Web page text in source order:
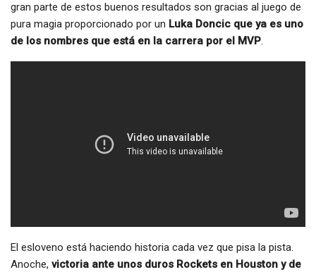
gran parte de estos buenos resultados son gracias al juego de
pura magia proporcionado por un Luka Doncic que ya es uno
de los nombres que está en la carrera por el MVP.
El esloveno está haciendo historia cada vez que pisa la pista.
Anoche, victoria ante unos duros Rockets en Houston y de